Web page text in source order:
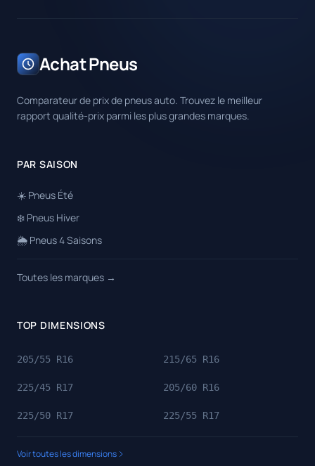
Achat Pneus
Comparateur de prix de pneus auto. Trouvez le meilleur
rapport qualité-prix parmi les plus grandes marques.
PAR SAISON
☀️ Pneus Été
❄️ Pneus Hiver
🌦️ Pneus 4 Saisons
Toutes les marques →
TOP DIMENSIONS
205/55 R16 215/65 R16
225/45 R17 205/60 R16
225/50 R17 225/55 R17
Voir toutes les dimensions